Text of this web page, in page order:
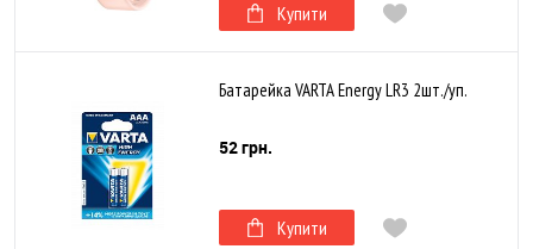
Купити
Батарейка VARTA Energy LR3 2шт./уп.
52 грн.
Купити